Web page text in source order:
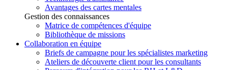
Avantages des cartes mentales
Gestion des connaissances
Matrice de compétences d'équipe
Bibliothèque de missions
Collaboration en équipe
Briefs de campagne pour les spécialistes marketing
Ateliers de découverte client pour les consultants